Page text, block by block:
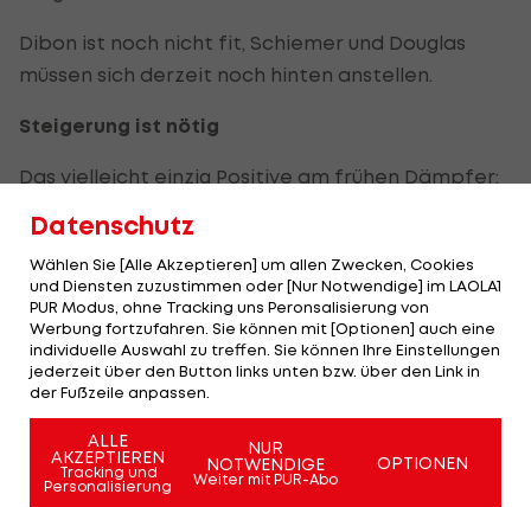
Dibon ist noch nicht fit, Schiemer und Douglas
müssen sich derzeit noch hinten anstellen.
Steigerung ist nötig
Das vielleicht einzig Positive am frühen Dämpfer:
„Bullen“ nicht.
Schon am Samstag kommt es in Graz zum Liga-
Auftakt gegen Sturm, am Dienstag zum Rückspiel
gegen Düdelingen.
„Wir haben nun die Gelegenheit, das wieder zu
korrigieren“, meinte Schmidt. „Allerdings müssen
wir dazu ganz anders auftreten.“
Datenschutz
Wählen Sie [Alle Akzeptieren] um allen Zwecken, Cookies
und Diensten zuzustimmen oder [Nur Notwendige] im LAOLA1
PUR Modus, ohne Tracking uns Peronsalisierung von
Werbung fortzufahren. Sie können mit [Optionen] auch eine
individuelle Auswahl zu treffen. Sie können Ihre Einstellungen
jederzeit über den Button links unten bzw. über den Link in
der Fußzeile anpassen.
ALLE
AKZEPTIEREN
Tracking und
Personalisierung
NUR
NOTWENDIGE
Weiter mit PUR-Abo
OPTIONEN